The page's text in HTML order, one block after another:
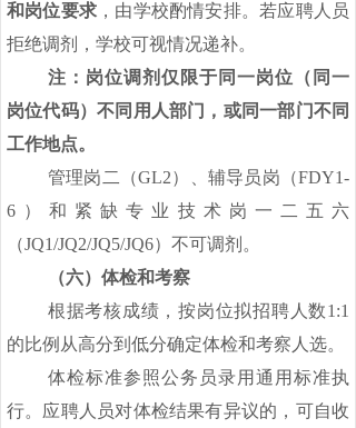
和岗位要求 ，由学校酌情安排。若应聘人员
拒绝调剂，学校可视情况递补。
注：岗位调剂仅限于同一岗位（同一
岗位代码）不同用人部门，或同一部门不同
工作地点。
管理岗二（GL2）、辅导员岗（FDY1-
6）和紧缺专业技术岗一二五六
（JQ1/JQ2/JQ5/JQ6）不可调剂。
（六）体检和考察
根据考核成绩，按岗位拟招聘人数1:1
的比例从高分到低分确定体检和考察人选。
体检标准参照公务员录用通用标准执
行。应聘人员对体检结果有异议的，可自收